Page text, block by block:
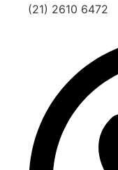
(21) 2610 6472